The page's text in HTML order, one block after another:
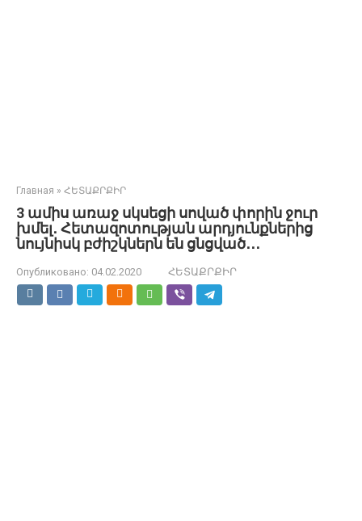
Главная » ՀԵՏԱՔՐՔԻՐ
3 ամիս առաջ սկսեցի սոված փորին ջուր
խմել․ Հետազոտության արդյունքներից
նույնիսկ բժիշկներն են ցնցված․․․
Опубликовано: 04.02.2020 ՀԵՏԱՔՐՔԻՐ